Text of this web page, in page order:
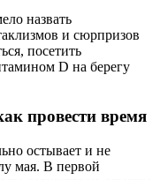
назвать
и сюрпризов
посетить
D на берегу
провести время
остывает и не
мая. В первой